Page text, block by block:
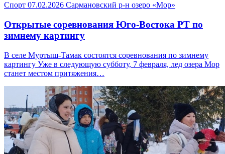
Спорт 07.02.2026 Сармановский р-н озеро «Мор»
Открытые соревнования Юго-Востока РТ по
зимнему картингу
В селе Муртыш-Тамак состоятся соревнования по зимнему
картингу Уже в следующую субботу, 7 февраля, лед озера Мор
станет местом притяжения…